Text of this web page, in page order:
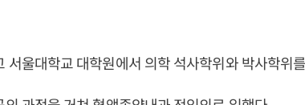
서울대학교 대학원에서 의학 석사학위와 박사학위